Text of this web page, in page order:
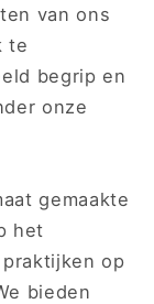
van ons
te
begrip en
onze
gemaakte
het
op
bieden